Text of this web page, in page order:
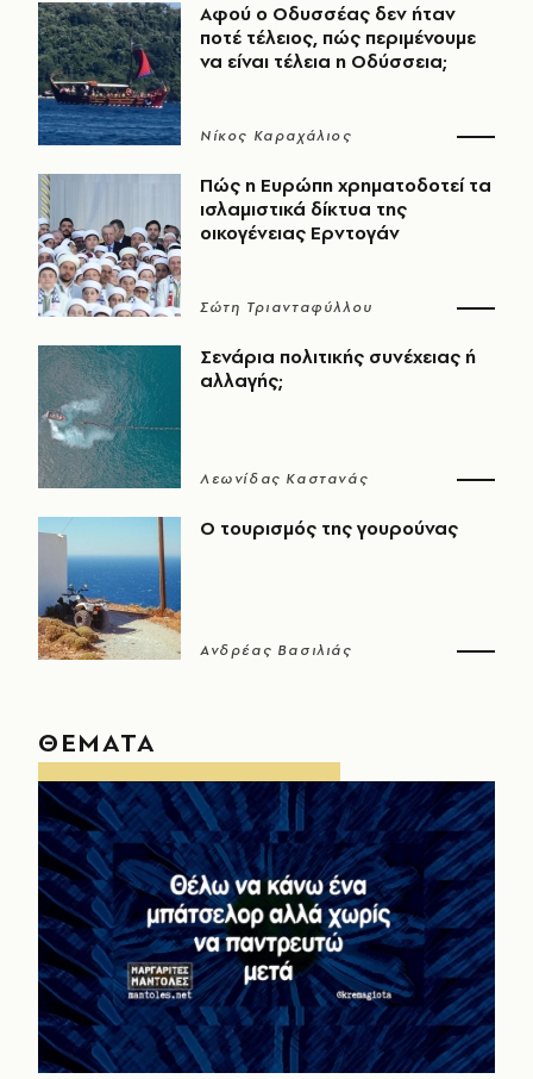
Αφού ο Οδυσσέας δεν ήταν
ποτέ τέλειος, πώς περιμένουμε
να είναι τέλεια η Οδύσσεια;
Νίκος Καραχάλιος
Πώς η Ευρώπη χρηματοδοτεί τα
ισλαμιστικά δίκτυα της
οικογένειας Ερντογάν
Σώτη Τριανταφύλλου
Σενάρια πολιτικής συνέχειας ή
αλλαγής;
Λεωνίδας Καστανάς
Ο τουρισμός της γουρούνας
Ανδρέας Βασιλιάς
ΘΕΜΑΤΑ